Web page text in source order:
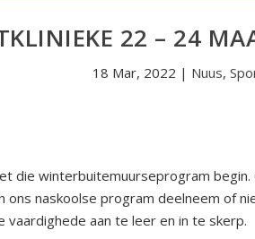
22 – 24
18 Mar, 2022 | Nuus,
die winterbuitemuurseprogram
ons naskoolse program deelneem of
vaardighede aan te leer en in te skerp.